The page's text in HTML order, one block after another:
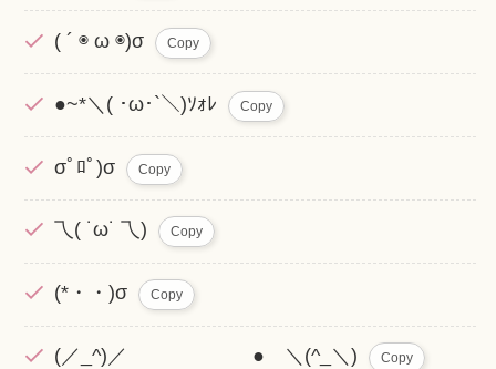
( ´ ◉ ω ◉)σ Copy
●~*＼( ･ω･`＼)ｿｫﾚ Copy
σﾟﾛﾟ)σ Copy
乁( ˙ω˙ 乁) Copy
(*・・)σ Copy
(／_^)／ ● ＼(^_＼) Copy